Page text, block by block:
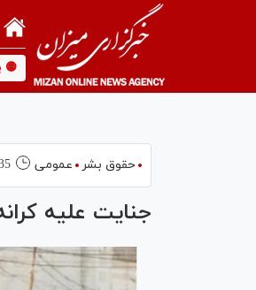
🟡
حقوق بشر عمومی
جنایت علیه